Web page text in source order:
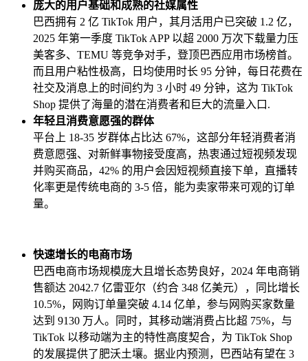
庞大的用户基础和成熟的社媒属性
巴西拥有 2 亿 TikTok 用户，其月活用户已突破 1.2 亿，
2025 年第一季度 TikTok APP 以超 2000 万次下载量力压
美客多、TEMU 等竞争对手，登顶巴西应用市场榜首。
而且用户粘性极高，日均使用时长 95 分钟，每日花费在
社交及消息上的时间约为 3 小时 49 分钟，这为 TikTok
Shop 提供了海量的潜在消费者和巨大的流量入口.
年轻且消费意愿强的群体
平台上 18-35 岁群体占比达 67%，这部分年轻消费者消
费意愿强、对新鲜事物接受度高，热衷通过短视频发现
并购买商品，42% 的用户会因短视频直接下单，直播转
化率更是传统电商的 3-5 倍，能为卖家带来可观的订单
量。
快速增长的电商市场
巴西电商市场规模庞大且增长态势良好，2024 年电商销
售额达 2042.7 亿雷亚尔（约合 348 亿美元），同比增长
10.5%，网购订单量突破 4.14 亿单，参与网购买家数量
达到 9130 万人。同时，其移动端消费占比超 75%，与
TikTok 以移动端为主的特性高度契合，为 TikTok Shop
的发展提供了肥沃土壤。据业内预测，巴西站有望在 3